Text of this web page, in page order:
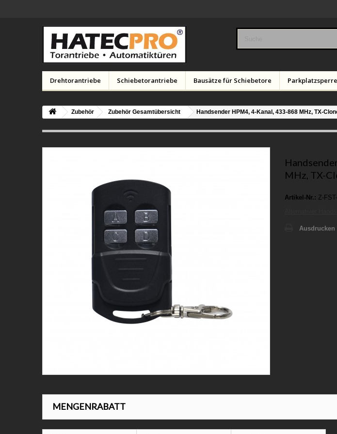
Drehtorantriebe Schiebetorantriebe Bausätze für Schiebetore
Zubehör Zubehör Gesamtübersicht Handsender HPM4, 4-Kanal, 433-868 MHz, TX-
MHz, TX-
Artikel-Nr.: Z-
Ausdrucken
MENGENRABATT